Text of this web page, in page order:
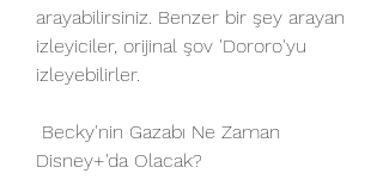
arayabilirsiniz. Benzer bir şey arayan
izleyiciler, orijinal şov 'Dororo'yu
izleyebilirler.
Disney+'da Olacak?